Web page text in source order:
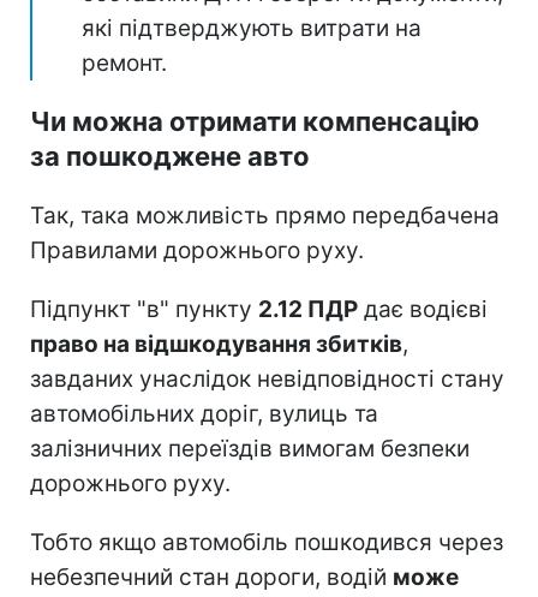
які підтверджують витрати на
ремонт.
Чи можна отримати компенсацію
за пошкоджене авто
Так, така можливість прямо передбачена
Правилами дорожнього руху.
Підпункт "в" пункту 2.12 ПДР дає водієві
право на відшкодування збитків,
завданих унаслідок невідповідності стану
автомобільних доріг, вулиць та
залізничних переїздів вимогам безпеки
дорожнього руху.
Тобто якщо автомобіль пошкодився через
небезпечний стан дороги, водій може